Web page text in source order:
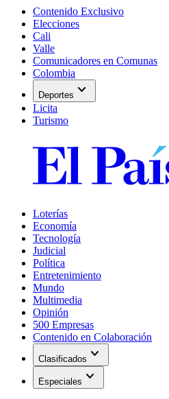
Contenido Exclusivo
Elecciones
Cali
Valle
Comunicadores en Comunas
Colombia
Deportes expand_more
Licita
Turismo
Loterías
Economía
Tecnología
Judicial
Política
Entretenimiento
Mundo
Multimedia
Opinión
500 Empresas
Contenido en Colaboración
Clasificados expand_more
Especiales expand_more